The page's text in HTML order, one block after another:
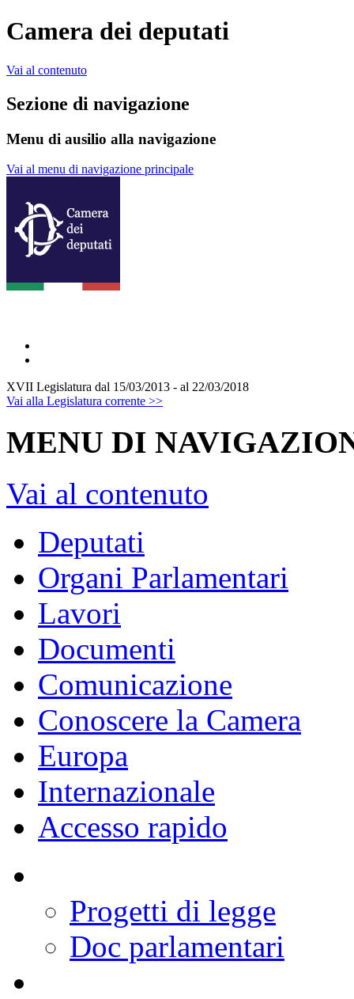
Camera dei deputati
Vai al contenuto
Sezione di navigazione
Menu di ausilio alla navigazione
Vai al menu di navigazione principale
XVII Legislatura dal 15/03/2013 - al 22/03/2018
Vai alla Legislatura corrente >>
MENU DI
Vai al contenuto
Deputati
Organi Parlamentari
Lavori
Documenti
Comunicazione
Conoscere la Camera
Europa
Internazionale
Accesso rapido
Progetti di legge
Doc parlamentari